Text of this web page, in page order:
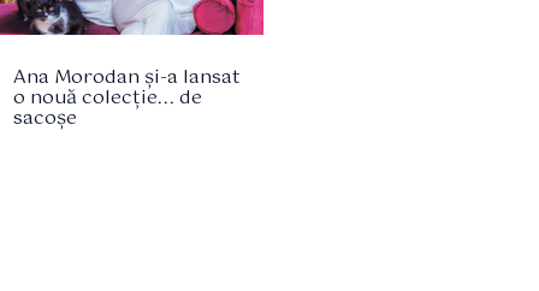
Ana Morodan și-a lansat
o nouă colecție... de
sacoșe